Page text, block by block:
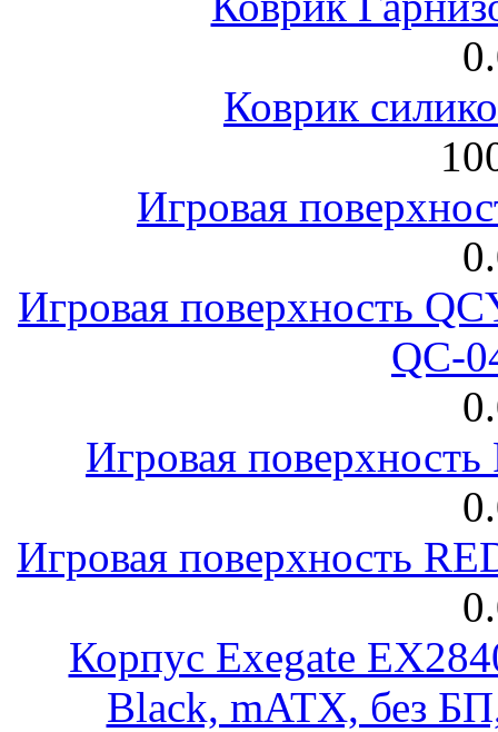
Коврик
Игровая
Игровая поверхность
QC-
Игровая
Игровая поверхность
Корпус Exegate
Black, mATX, без